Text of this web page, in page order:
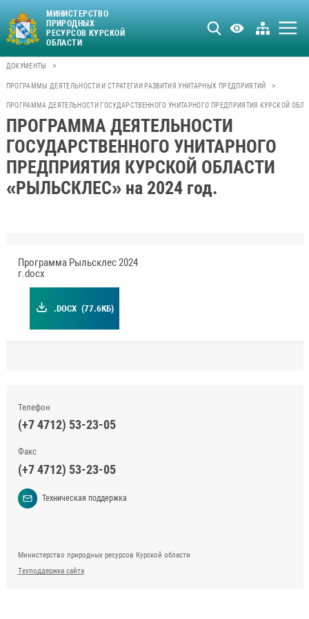
МИНИСТЕРСТВО
ПРИРОДНЫХ
РЕСУРСОВ КУРСКОЙ
ОБЛАСТИ
ДОКУМЕНТЫ >
ПРОГРАММЫ ДЕЯТЕЛЬНОСТИ И СТРАТЕГИИ РАЗВИТИЯ УНИТАРНЫХ ПРЕДПРИЯТИЙ >
ПРОГРАММА ДЕЯТЕЛЬНОСТИ ГОСУДАРСТВЕННОГО УНИТАРНОГО ПРЕДПРИЯТИЯ КУРСКОЙ
ПРОГРАММА ДЕЯТЕЛЬНОСТИ
ГОСУДАРСТВЕННОГО УНИТАРНОГО
ПРЕДПРИЯТИЯ КУРСКОЙ ОБЛАСТИ
«РЫЛЬСКЛЕС» на 2024 год.
Программа Рыльсклес 2024
г.docx
.DOCX (77.6КБ)
Телефон
(+7 4712) 53-23-05
Факс
(+7 4712) 53-23-05
Техническая поддержка
Министерство природных ресурсов Курской области
Техподдержка сайта